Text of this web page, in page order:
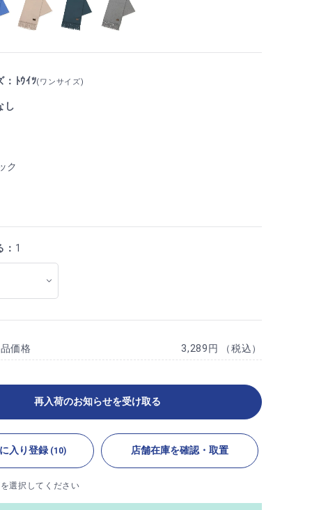
：ﾄｳｲﾂ(ワンサイズ)
し
ク
1
価格 3,289円 （税込）
再入荷のお知らせを受け取る
入り登録 (10) 店舗在庫を確認・取置
選択してください